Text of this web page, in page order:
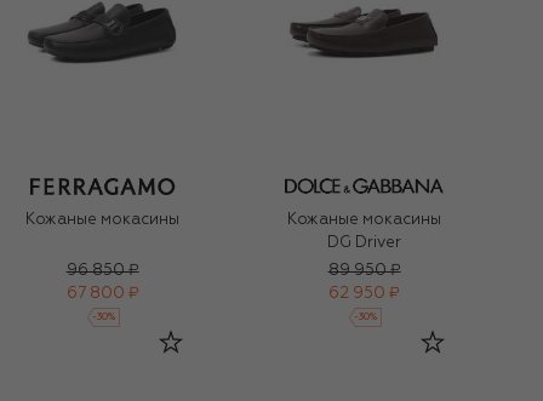
Кожаные мокасины
96 850 ₽
67 800 ₽
-30%
Кожаные мокасины
DG Driver
89 950 ₽
62 950 ₽
-30%